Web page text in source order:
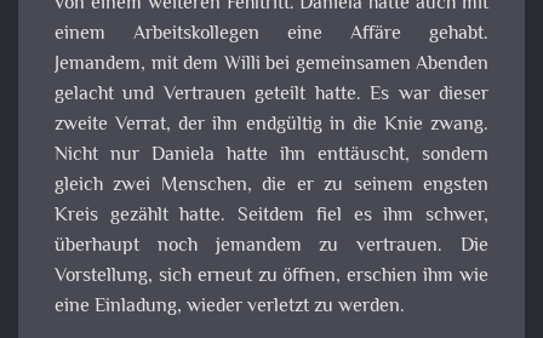
einem Arbeitskollegen eine Affäre gehabt.
Jemandem, mit dem Willi bei gemeinsamen Abenden
gelacht und Vertrauen geteilt hatte. Es war dieser
zweite Verrat, der ihn endgültig in die Knie zwang.
Nicht nur Daniela hatte ihn enttäuscht, sondern
gleich zwei Menschen, die er zu seinem engsten
Kreis gezählt hatte. Seitdem fiel es ihm schwer,
überhaupt noch jemandem zu vertrauen. Die
Vorstellung, sich erneut zu öffnen, erschien ihm wie
eine Einladung, wieder verletzt zu werden.